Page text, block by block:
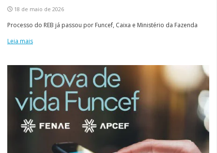
18 de maio de 2026
Processo do REB já passou por Funcef, Caixa e Ministério da Fazenda
Leia mais